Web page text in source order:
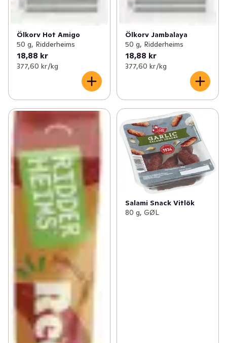
Ölkorv Hot Amigo
50 g, Ridderheims
18,88 kr
377,60 kr /kg
Ölkorv Jambalaya
50 g, Ridderheims
18,88 kr
377,60 kr /kg
Salami Snack Vitlök
80 g, GØL